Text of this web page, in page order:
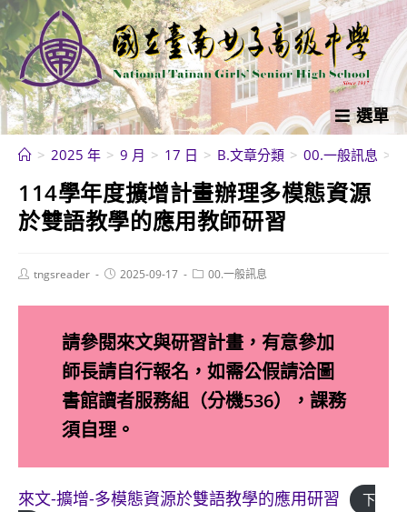
跳
轉
至
主
要
內
選單
> 2025 年 > 9 月 > 17 日 > B.文章分類 > 00.一般訊息 >
114學年度擴增計畫辦理多模態資源
於雙語教學的應用教師研習
Posttngsreader
Post2025-09-17
Post00.一般訊息
請參閱來文與研習計畫，有意參加
師長請自行報名，如需公假請洽圖
書館讀者服務組（分機536），課務
須自理。
來文-擴增-多模態資源於雙語教學的應用研習
下